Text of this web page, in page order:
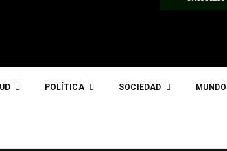
POLÍTICA SOCIEDAD MUNDO